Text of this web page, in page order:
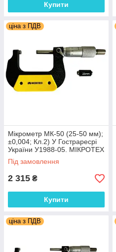
Купити
ціна з ПДВ
Мікрометр МК-50 (25-50 мм);
±0,004; Кл.2) У Гостраресрі
України У1988-05. МІКРОТЕХ
(Україна)
Під замовлення
2 315 ₴
Купити
ціна з ПДВ